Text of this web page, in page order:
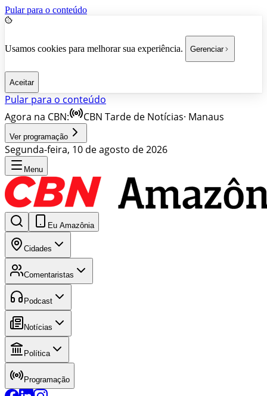
Pular para o conteúdo
Usamos cookies para melhorar sua experiência. Gerenciar
Aceitar
Pular para o conteúdo
Agora na CBN:
CBN Tarde de Notícias· Manaus
Ver programação
Segunda-feira, 10 de agosto de 2026
Menu
Eu Amazônia
Cidades
Comentaristas
Podcast
Notícias
Política
Programação